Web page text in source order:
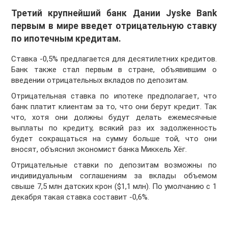
Третий крупнейший банк Дании Jyske Bank
первым в мире введет отрицательную ставку
по ипотечным кредитам.
Ставка -0,5% предлагается для десятилетних кредитов.
Банк также стал первым в стране, объявившим о
введении отрицательных вкладов по депозитам.
Отрицательная ставка по ипотеке предполагает, что
банк платит клиентам за то, что они берут кредит. Так
что, хотя они должны будут делать ежемесячные
выплаты по кредиту, всякий раз их задолженность
будет сокращаться на сумму больше той, что они
вносят, объяснил экономист банка Миккель Хёг.
Отрицательные ставки по депозитам возможны по
индивидуальным соглашениям за вклады объемом
свыше 7,5 млн датских крон ($1,1 млн). По умолчанию с 1
декабря такая ставка составит -0,6%.